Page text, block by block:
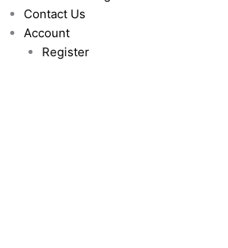
Contact Us
Account
Register